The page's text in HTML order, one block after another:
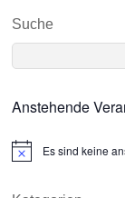
Suche
Anstehende
N
Es sind keine